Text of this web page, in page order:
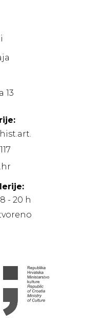
13
- 20 h